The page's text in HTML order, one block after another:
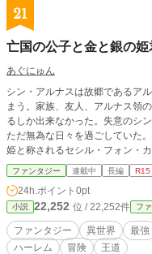
21
亡国の公子と金と銀の姫
あぐにゅん
シン・アルナスは故郷であるア
まう。家族、友人、アルナス領
るしか出来なかった。失意のシ
ただ無為な日々を過ごしていた。 そんなシンの元に一人の少女が現れる。金の
姫と称されるセシル・フォン・
ルを救う事で、シンの無為な日々が色付いていく
の姫、フィアナ・フォン・カス
彼女の想いと共に、シンが過去に向き
と銀の姫と出会う事で動き出し
なる。シン、セシル、フィアナ
う為に。
ファンタジー 連載中 長編 R15
24h.ポイント 0pt
小説 22,252 位 / 22,252件 フ
ファンタジー 異世界 最強
ハーレム
冒険 王道